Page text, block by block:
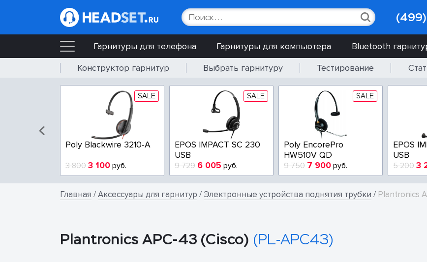
Гарнитуры для телефона Гарнитуры для компьютера Bluetooth
Конструктор гарнитур
Выбрать гарнитуру Тестирование
SALE
Poly Blackwire 3210-A
3 800 3 100 руб.
SALE
EPOS IMPACT SC 230
USB
9 729 6 005 руб.
SALE
Poly EncorePro
HW510V QD
9 750 7 900 руб.
EPOS
USB
5 200 3
Главная /Аксессуары для гарнитур /Электронные устройства поднятия трубки / Plantronics
Plantronics APC-43 (Cisco) (PL-APC43)